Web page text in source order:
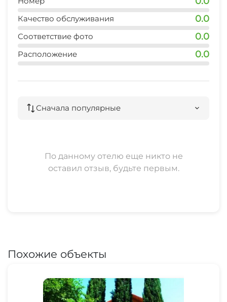
Качество обслуживания 0.0
Соответствие фото 0.0
Расположение 0.0
Сначала популярные
По данному отелю еще никто не
оставил отзыв, будьте первым.
Похожие объекты